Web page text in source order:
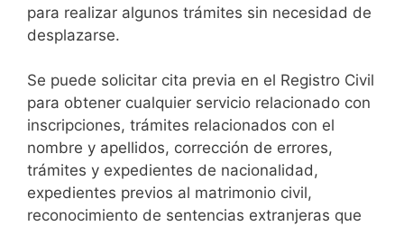
para realizar algunos trámites sin necesidad de
desplazarse.​
Se puede solicitar cita previa en el Registro Civil
para obtener cualquier servicio relacionado con
inscripciones, trámites relacionados con el
nombre y apellidos, corrección de errores,
trámites y expedientes de nacionalidad,
expedientes previos al matrimonio civil,
reconocimiento de sentencias extranjeras que